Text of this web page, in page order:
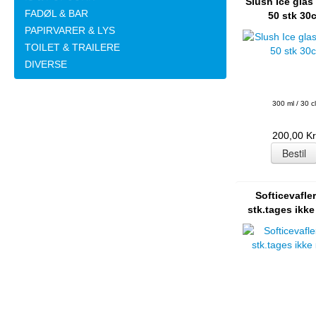
FADØL & BAR
PAPIRVARER & LYS
TOILET & TRAILERE
DIVERSE
50 stk
300 ml / 30 cl
200,00 Kr
stk.tages